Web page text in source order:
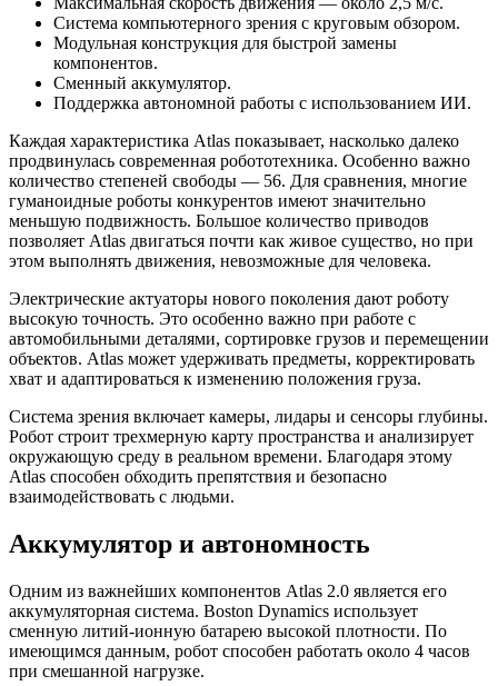
Система компьютерного зрения с круговым обзором.
Модульная конструкция для быстрой замены
компонентов.
Сменный аккумулятор.
Поддержка автономной работы с использованием ИИ.
Каждая характеристика Atlas показывает, насколько далеко
продвинулась современная робототехника. Особенно важно
количество степеней свободы — 56. Для сравнения, многие
гуманоидные роботы конкурентов имеют значительно
меньшую подвижность. Большое количество приводов
позволяет Atlas двигаться почти как живое существо, но при
этом выполнять движения, невозможные для человека.
Электрические актуаторы нового поколения дают роботу
высокую точность. Это особенно важно при работе с
автомобильными деталями, сортировке грузов и перемещении
объектов. Atlas может удерживать предметы, корректировать
хват и адаптироваться к изменению положения груза.
Система зрения включает камеры, лидары и сенсоры глубины.
Робот строит трехмерную карту пространства и анализирует
окружающую среду в реальном времени. Благодаря этому
Atlas способен обходить препятствия и безопасно
взаимодействовать с людьми.
Аккумулятор и автономность
Одним из важнейших компонентов Atlas 2.0 является его
аккумуляторная система. Boston Dynamics использует
сменную литий-ионную батарею высокой плотности. По
имеющимся данным, робот способен работать около 4 часов
при смешанной нагрузке.